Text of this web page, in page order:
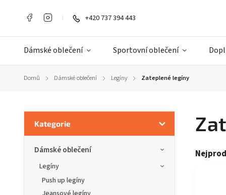
+420 737 394 443
Dámské oblečení Sportovní oblečení
Domů / Dámské oblečení / Legíny / Zateplené legíny
Kategorie
Dámské oblečení
Legíny
Push up legíny